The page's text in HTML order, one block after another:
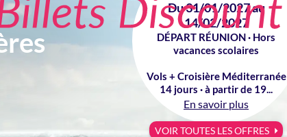
Du 31/01/2027 au
14/02/2027
DÉPART RÉUNION · Hors
vacances scolaires
Vols + Croisière Méditerranée
14 jours · à partir de 19...
En savoir plus
VOIR TOUTES LES OFFRES